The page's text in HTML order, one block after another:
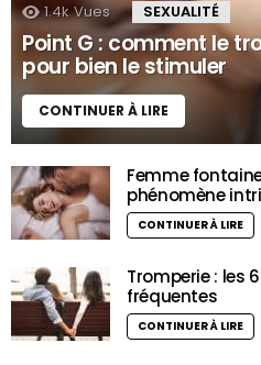
1.4k Vues SEXUALITÉ
Point G : comment le
pour bien le stimuler
CONTINUER À LIRE
Femme
phénomène
CONTINUER À LIRE
Tromperie : les
fréquentes
CONTINUER À LIRE